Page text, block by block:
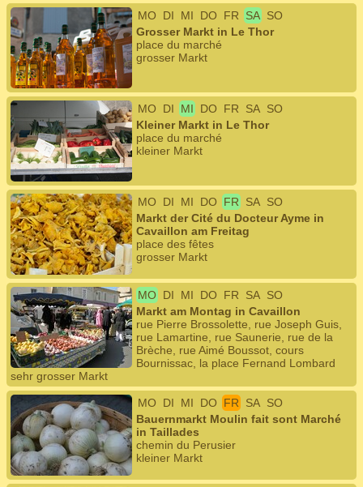
MO DI MI DO FR SA SO
Grosser Markt in Le Thor
place du marché
grosser Markt
MO DI MI DO FR SA SO
Kleiner Markt in Le Thor
place du marché
kleiner Markt
MO DI MI DO FR SA SO
Markt der Cité du Docteur Ayme in
Cavaillon am Freitag
place des fêtes
grosser Markt
MO DI MI DO FR SA SO
Markt am Montag in Cavaillon
rue Pierre Brossolette, rue Joseph Guis,
rue Lamartine, rue Saunerie, rue de la
Brèche, rue Aimé Boussot, cours
Bournissac, la place Fernand Lombard
sehr grosser Markt
MO DI MI DO FR SA SO
Bauernmarkt Moulin fait sont Marché
in Taillades
chemin du Perusier
kleiner Markt